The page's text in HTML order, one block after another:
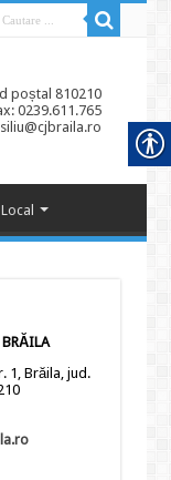
poștal 810210
0239.611.765
BRĂILA
1, Brăila, jud.